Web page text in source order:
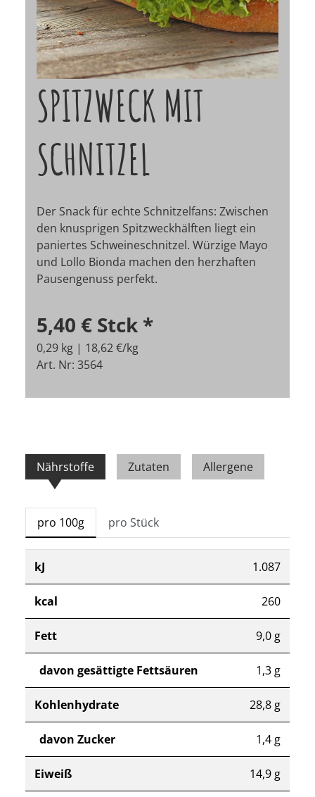
SPITZWECK MIT
SCHNITZEL
Der Snack für echte Schnitzelfans: Zwischen
den knusprigen Spitzweckhälften liegt ein
paniertes Schweineschnitzel. Würzige Mayo
und Lollo Bionda machen den herzhaften
Pausengenuss perfekt.
5,40 € Stck *
0,29 kg | 18,62 €/kg
Art. Nr: 3564
Nährstoffe Zutaten Allergene
pro 100g pro Stück
kJ 1.087
kcal 260
Fett 9,0 g
davon gesättigte Fettsäuren 1,3 g
Kohlenhydrate 28,8 g
davon Zucker 1,4 g
Eiweiß 14,9 g